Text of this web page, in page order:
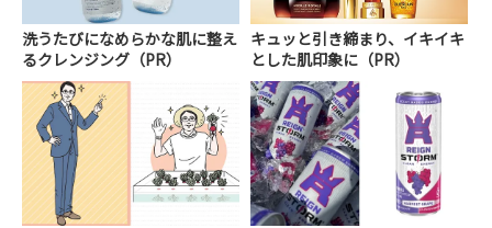
洗うたびになめらかな肌に整え
るクレンジング（PR）
キュッと引き締まり、イキイキ
とした肌印象に（PR）